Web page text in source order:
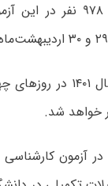
وی افزود: بر اساس آخرین‌آمار